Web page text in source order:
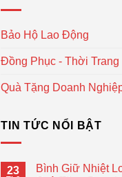
Bảo Hộ Lao Động
Đồng Phục - Thời Trang
Quà Tặng Doanh
TIN TỨC NỔI BẬT
23
Bình Giữ Nhiệt